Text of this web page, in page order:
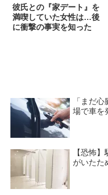
彼氏との『家デート』を
満喫していた女性は…後
に衝撃の事実を知った
「まだ
場で車を
【恐怖
がいたた